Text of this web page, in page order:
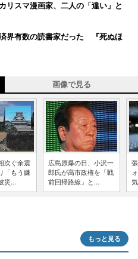
スマ漫画家、二人の「違い」と
界有数の読書家だった 『死ぬほ
画像で見る
次ぐ余震
「もう嫌
災...
広島原爆の日、小沢一
郎氏が高市政権を「戦
前回帰路線」と...
もっと見る